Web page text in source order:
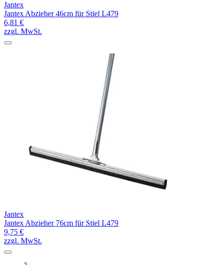
Jantex
Jantex Abzieher 46cm für Stiel L479
6,81 €
zzgl. MwSt.
Jantex
Jantex Abzieher 76cm für Stiel L479
9,75 €
zzgl. MwSt.